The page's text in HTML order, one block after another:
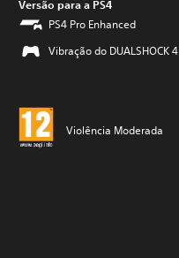
Versão para a PS4
PS4 Pro Enhanced
Vibração do DUALSHOCK 4
Violência Moderada